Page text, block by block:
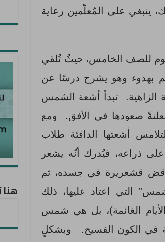
ينبغي على المُعلّمين رعاية
للصف الخامس، حيثُ تُلقي
بهدوء وهو يشرح درسًا عن
الزاهية. تبدأ أشعة الشمس
مُعلنةً صعودها في الأفق. ومع
أشعتها الدافئة طلاب
ذراعه، فيُدرك أنّه يشعر
قشعريرة في جسده، ثم
التي اعتاد عليها، ذلك
الغائمة)، بل هي شمس
في الكون الفسيح. وبشكلٍ
هنا